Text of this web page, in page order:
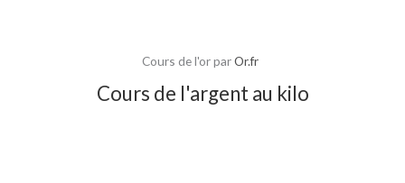
Cours de l'or parOr.fr
Cours de l'argent au kilo